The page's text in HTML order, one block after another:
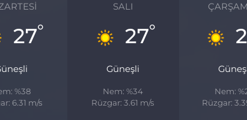
27°
%38
6.31 m/s
SALI
27°
Güneşli
Nem: %34
Rüzgar: 3.61 m/s
Nem:
Rüzgar: